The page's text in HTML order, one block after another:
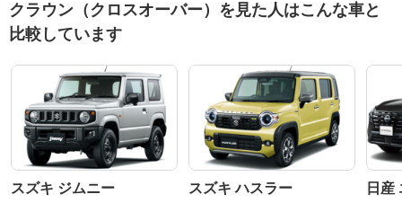
クラウン（クロスオーバー）を見た人はこんな車と
比較しています
スズキ ジムニー スズキ ハスラー 日産